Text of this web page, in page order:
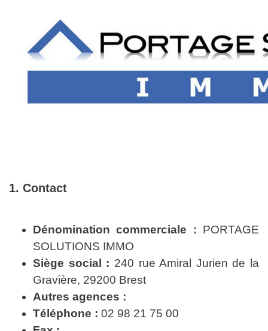
1. Contact
Dénomination commerciale : PORTAGE
SOLUTIONS IMMO
Siège social : 240 rue Amiral Jurien de la
Gravière, 29200 Brest
Autres agences :
Téléphone : 02 98 21 75 00